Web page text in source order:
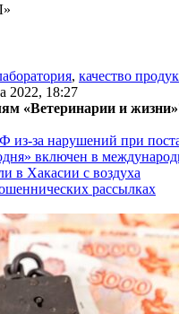
, качество
2022, 18:27
«Ветеринарии и
за нарушений при
включен в
в Хакасии с воздуха
рассылках